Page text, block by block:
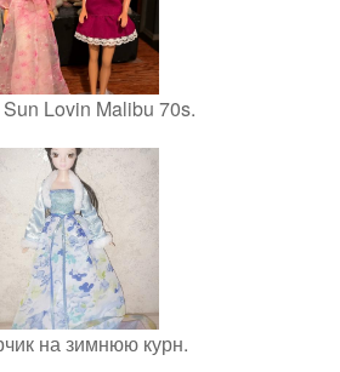
Lovin Malibu 70s.
на зимнюю курн.